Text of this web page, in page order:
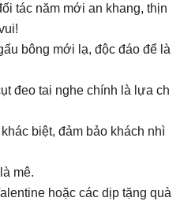
tác năm mới an khang, thịn
bông mới lạ, độc đáo để là
đeo tai nghe chính là lựa ch
biệt, đảm bảo khách nhì
mê.
hoặc các dịp tặng quà